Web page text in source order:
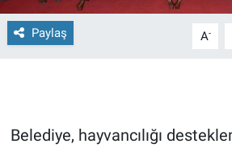
Paylaş A-
Belediye, hayvancılığı